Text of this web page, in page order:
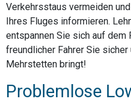
Verkehrsstaus vermeiden
Ihres Fluges informieren.
entspannen Sie sich auf dem
freundlicher Fahrer Sie
Mehrstetten bringt!
Problemlose